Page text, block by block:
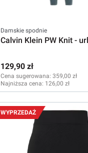
Damskie spodnie
Calvin Klein PW Knit -
129,90 zł
Cena sugerowana: 359,00 zł
Najniższa cena: 126,00 zł
XS M
WYPRZEDAŻ